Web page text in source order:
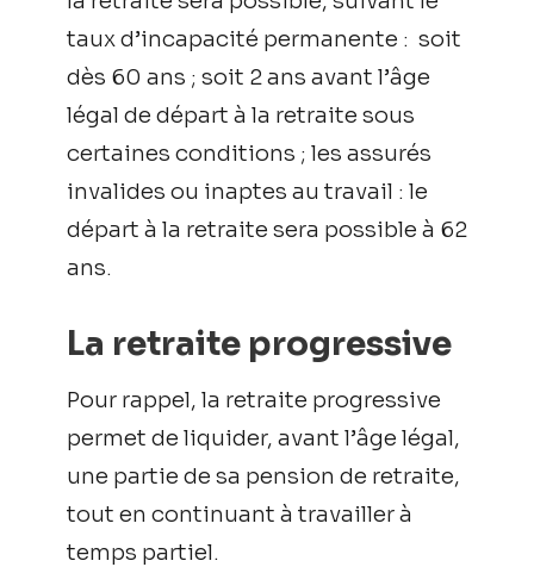
taux d’incapacité permanente : soit
dès 60 ans ; soit 2 ans avant l’âge
légal de départ à la retraite sous
certaines conditions ; les assurés
invalides ou inaptes au travail : le
départ à la retraite sera possible à 62
ans.
La retraite progressive
Pour rappel, la retraite progressive
permet de liquider, avant l’âge légal,
une partie de sa pension de retraite,
tout en continuant à travailler à
temps partiel.